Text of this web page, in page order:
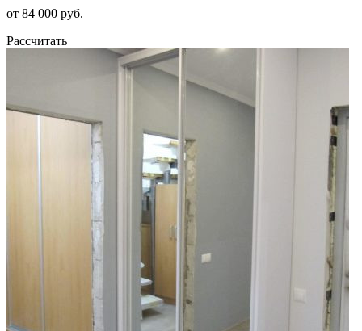
от 84 000 руб.
Рассчитать